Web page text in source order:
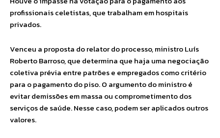
profissionais celetistas, que trabalham em hospitais
privados.
Venceu a proposta do relator do processo, ministro Luís
Roberto Barroso, que determina que haja uma negociação
coletiva prévia entre patrões e empregados como critério
para o pagamento do piso. O argumento do ministro é
evitar demissões em massa ou comprometimento dos
serviços de saúde. Nesse caso, podem ser aplicados outros
valores.